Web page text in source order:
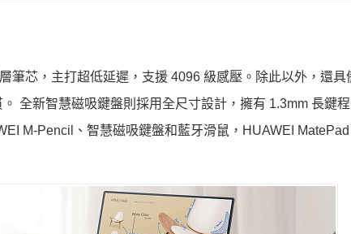
筆芯，主打超低延遲，支援 4096 級感壓。除此以外，還具
全新智慧磁吸鍵盤則採用全尺寸設計，擁有 1.3mm 長鍵
M-Pencil、智慧磁吸鍵盤和藍牙滑鼠，HUAWEI